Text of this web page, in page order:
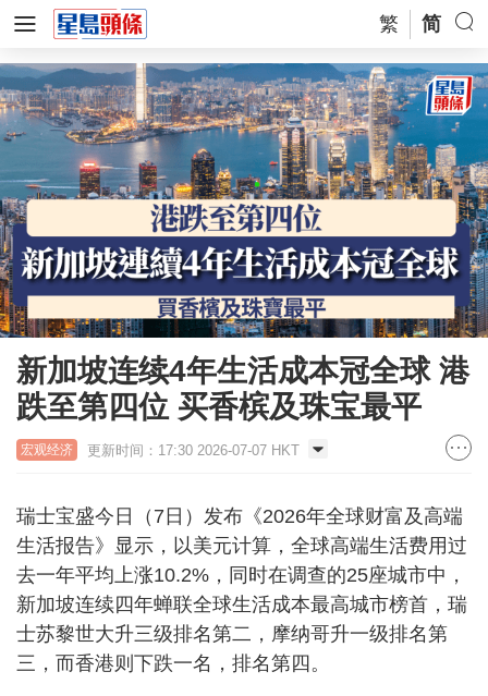
繁 简
新加坡连续4年生活成本冠全球 港
跌至第四位 买香槟及珠宝最平
宏观经济 更新时间：17:30 2026-07-07 HKT
瑞士宝盛今日（7日）发布《2026年全球财富及高端
生活报告》显示，以美元计算，全球高端生活费用过
去一年平均上涨10.2%，同时在调查的25座城市中，
新加坡连续四年蝉联全球生活成本最高城市榜首，瑞
士苏黎世大升三级排名第二，摩纳哥升一级排名第
三，而香港则下跌一名，排名第四。